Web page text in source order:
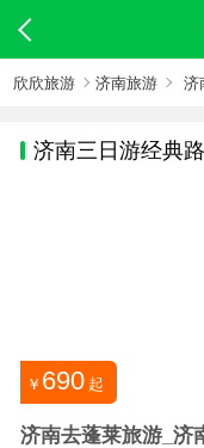
欣欣旅游 济南旅游 济
济南三日游经典
￥ 690 起
济南去蓬莱旅游_济